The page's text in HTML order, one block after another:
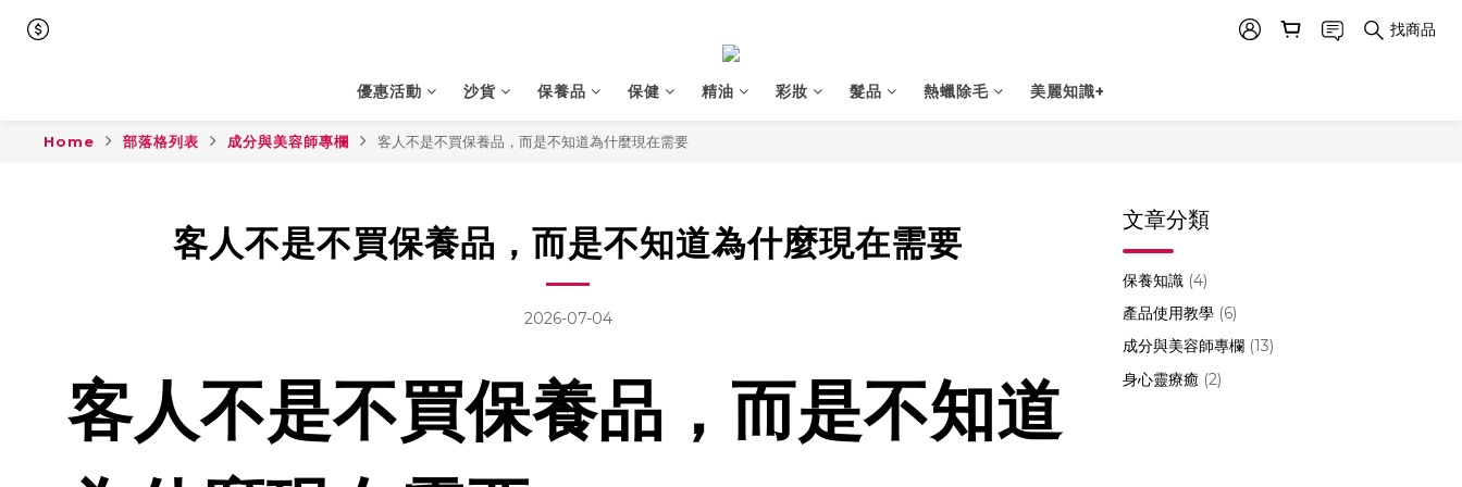
找商品
優惠活動 沙貨 保養品 保健 精油 彩妝 髮品 熱蠟除毛 美麗知識+
Home 部落格列表 成分與美容師專欄 客人不是不買保養品，而是不知道為什麼現在需要
客人不是不買保養品，而是不知道為什麼現在需要
2026-07-04
客人不是不買保養品，而是不知道
文章分類
保養知識 (4)
產品使用教學 (6)
成分與美容師專欄 (13)
身心靈療癒 (2)